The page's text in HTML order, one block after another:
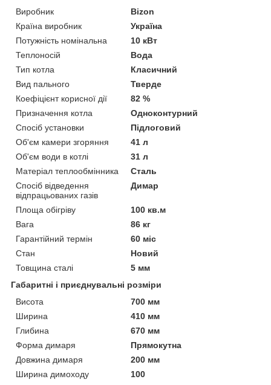
Виробник
Bizon
Країна виробник
Україна
Потужність номінальна
10 кВт
Теплоносій
Вода
Тип котла
Класичний
Вид пального
Тверде
Коефіцієнт корисної дії
82 %
Призначення котла
Одноконтурний
Спосіб установки
Підлоговий
Об'єм камери згоряння
41 л
Об'єм води в котлі
31 л
Матеріал теплообмінника
Сталь
Спосіб відведення
відпрацьованих газів
Димар
Площа обігріву
100 кв.м
Вага
86 кг
Гарантійний термін
60 міс
Стан
Новий
Товщина сталі
5 мм
Габаритні і приєднувальні розміри
Висота
700 мм
Ширина
410 мм
Глибина
670 мм
Форма димаря
Прямокутна
Довжина димаря
200 мм
Ширина димоходу
100